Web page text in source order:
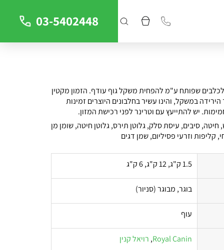
03-5402448
שפותח ע"מ להפחית משקל גוף עודף. הזמון מקטין
במשקל, והינו עשיר בחלבונים היוצרים זמינות
יש להתייעץ עם וטרינר לפני רכישת המזון.
חיטה, סיבים, עיסת סלק, גלוטן תירס, גלוטן חיטה, שומן מן
קליפות וזרעי פסיליום, שמן דגים
1.5 ק"ג, 12 ק"ג, 6 ק"ג
בוגר, מבוגר (סניור)
עוף
Royal Canin
, רויאל קנין